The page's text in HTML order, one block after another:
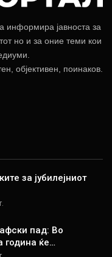
информира јавноста за
но и за оние теми кои
објективен, поинаков.
за јубилејниот
пад: Во
година ќе…